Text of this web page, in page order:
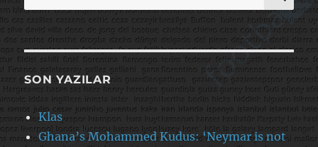
SON YAZILAR
Klas
Ghana’s Mohammed Kudus: ‘Neymar is not